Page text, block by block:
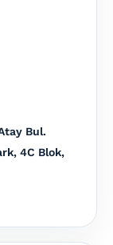
Bul.
4C Blok,